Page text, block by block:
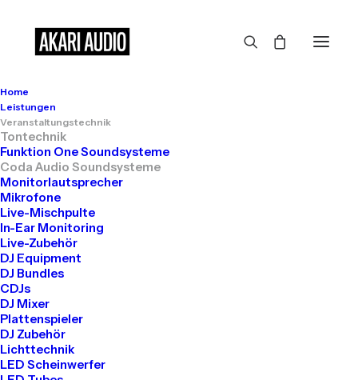
Home
Leistungen
Veranstaltungstechnik
Tontechnik
Funktion One Soundsysteme
Coda Audio Soundsysteme
Monitorlautsprecher
Mikrofone
Live-Mischpulte
In-Ear Monitoring
Live-Zubehör
DJ Equipment
DJ Bundles
CDJs
DJ Mixer
Plattenspieler
DJ Zubehör
Lichttechnik
LED Scheinwerfer
Großes kündigt sich an
Hier bahnt sich etwas Großes an! Unser Shop ist in Arbeit und
wird bald veröffentlicht!
Get in touch